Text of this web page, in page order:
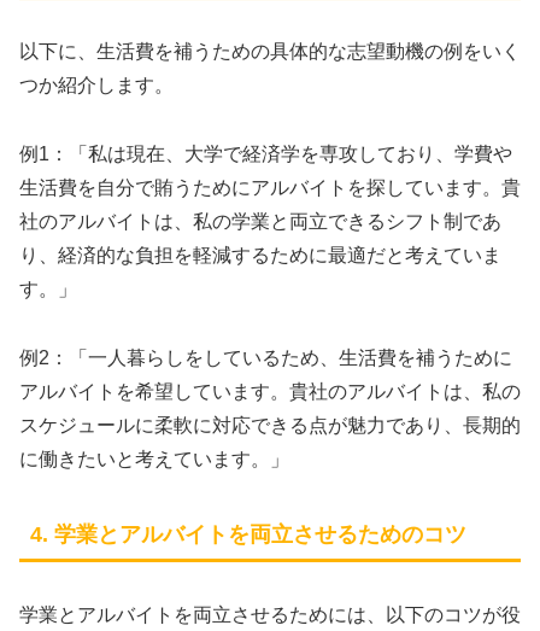
以下に、生活費を補うための具体的な志望動機の例をいく
つか紹介します。
例1：「私は現在、大学で経済学を専攻しており、学費や
生活費を自分で賄うためにアルバイトを探しています。貴
社のアルバイトは、私の学業と両立できるシフト制であ
り、経済的な負担を軽減するために最適だと考えていま
す。」
例2：「一人暮らしをしているため、生活費を補うために
アルバイトを希望しています。貴社のアルバイトは、私の
スケジュールに柔軟に対応できる点が魅力であり、長期的
に働きたいと考えています。」
4. 学業とアルバイトを両立させるためのコツ
学業とアルバイトを両立させるためには、以下のコツが役